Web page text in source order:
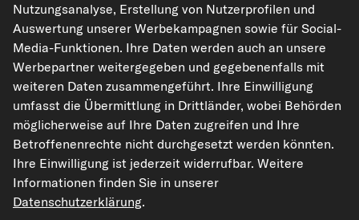
Die hier dargestellten Daten, insbesondere die gesamte Datenbank, dürfen
nicht vervielfältigt werden. Die Vervielfältigung und Verbreitung der Daten und
der Datenbank ohne vorherige Einwilligung von TecAlliance und/oder die
Einbeziehung Dritter in solche Aktivitäten ist streng verboten. Jegliche
unautorisierte Nutzung von Inhalten stellt eine Verletzung des Urheberrechts
dar und kann rechtliche Schritte nach sich ziehen.
Vertrag widerrufen
© 2026 kfzteile24 GmbH - Alle Rechte vorbehalten.
Nutzungsanalyse, Erstellung von Nutzerprofilen und
Auswertung unserer Werbekampagnen sowie für Social-
Media-Funktionen. Ihre Daten werden auch an unsere
Werbepartner weitergegeben und gegebenenfalls mit
weiteren Daten zusammengeführt. Ihre Einwilligung
umfasst die Übermittlung in Drittländer, wobei Behörden
möglicherweise auf Ihre Daten zugreifen und Ihre
Betroffenenrechte nicht durchgesetzt werden könnten.
Ihre Einwilligung ist jederzeit widerrufbar. Weitere
Informationen finden Sie in unserer
Datenschutzerklärung.